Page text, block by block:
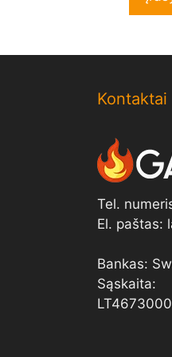
Kontaktai
Tel.
El. paštas:
Bankas:
Sąskaita: